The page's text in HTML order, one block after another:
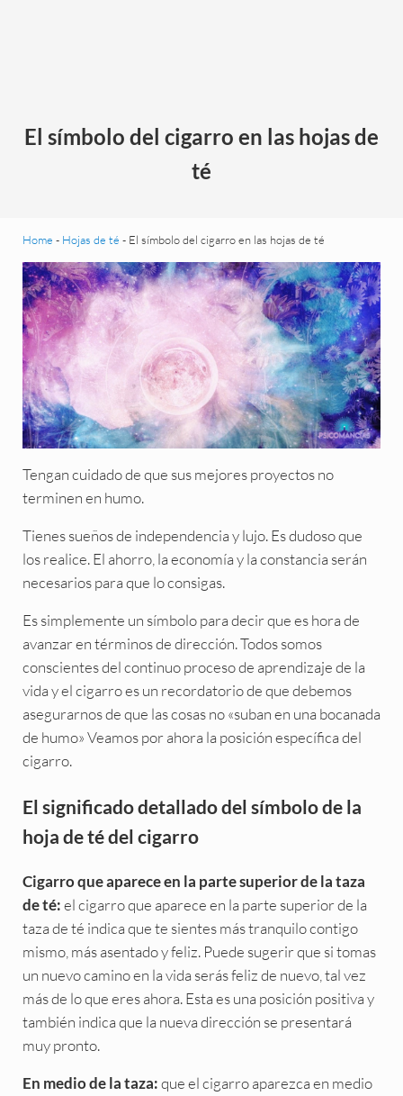
El símbolo del cigarro en las hojas de
té
Home - Hojas de té - El símbolo del cigarro en las hojas de té
Tengan cuidado de que sus mejores proyectos no
terminen en humo.
Tienes sueños de independencia y lujo. Es dudoso que
los realice. El ahorro, la economía y la constancia serán
necesarios para que lo consigas.
Es simplemente un símbolo para decir que es hora de
avanzar en términos de dirección. Todos somos
conscientes del continuo proceso de aprendizaje de la
vida y el cigarro es un recordatorio de que debemos
asegurarnos de que las cosas no «suban en una bocanada
de humo» Veamos por ahora la posición específica del
cigarro.
El significado detallado del símbolo de la
hoja de té del cigarro
Cigarro que aparece en la parte superior de la taza
de té: el cigarro que aparece en la parte superior de la
taza de té indica que te sientes más tranquilo contigo
mismo, más asentado y feliz. Puede sugerir que si tomas
un nuevo camino en la vida serás feliz de nuevo, tal vez
más de lo que eres ahora. Esta es una posición positiva y
también indica que la nueva dirección se presentará
muy pronto.
En medio de la taza: que el cigarro aparezca en medio